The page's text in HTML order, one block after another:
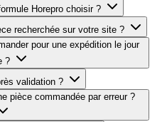
Horepro choisir ?
recherchée sur votre site ?
pour une expédition le jour
?
validation ?
pièce commandée par erreur ?